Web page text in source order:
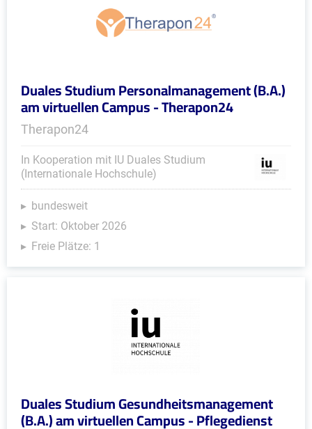
Duales Studium Personalmanagement (B.A.)
am virtuellen Campus - Therapon24
Therapon24
In Kooperation mit IU Duales Studium
(Internationale Hochschule)
bundesweit
Start: Oktober 2026
Freie Plätze: 1
Duales Studium Gesundheitsmanagement
(B.A.) am virtuellen Campus - Pflegedienst